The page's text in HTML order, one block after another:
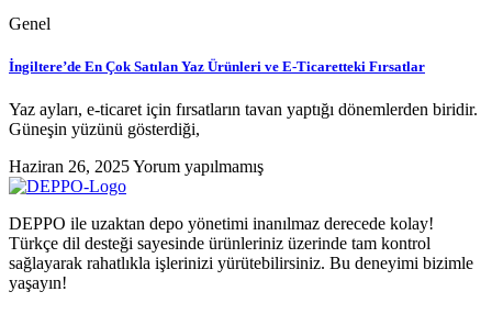
Genel
İngiltere’de En Çok Satılan Yaz Ürünleri ve E-Ticaretteki Fırsatlar
Yaz ayları, e-ticaret için fırsatların tavan yaptığı dönemlerden biridir.
Güneşin yüzünü gösterdiği,
Haziran 26, 2025Yorum yapılmamış
DEPPO ile uzaktan depo yönetimi inanılmaz derecede kolay!
Türkçe dil desteği sayesinde ürünleriniz üzerinde tam kontrol
sağlayarak rahatlıkla işlerinizi yürütebilirsiniz. Bu deneyimi bizimle
yaşayın!